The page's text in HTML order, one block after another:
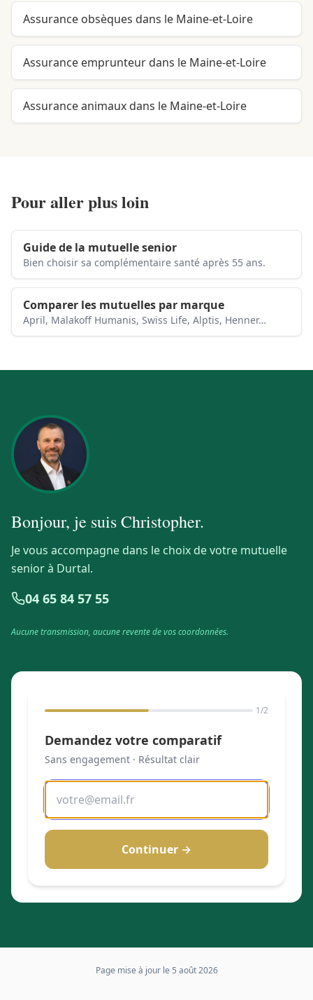
Assurance obsèques dans le Maine-et-Loire
Assurance emprunteur dans le Maine-et-Loire
Assurance animaux dans le Maine-et-Loire
Pour aller plus loin
Guide de la mutuelle senior
Bien choisir sa complémentaire santé après 55 ans.
Comparer les mutuelles par marque
April, Malakoff Humanis, Swiss Life, Alptis, Henner…
Bonjour, je suisChristopher.
Je vous accompagne dans le choix de votre mutuelle
senior à Durtal.
04 65 84 57 55
Aucune transmission, aucune revente de vos coordonnées.
1/2
Demandez votre comparatif
Sans engagement · Résultat clair
Continuer →
Page mise à jour le 5 août 2026